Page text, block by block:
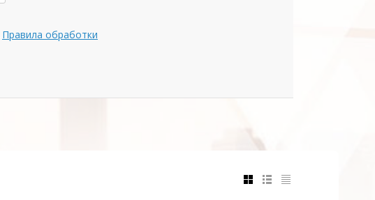
Правила обработки